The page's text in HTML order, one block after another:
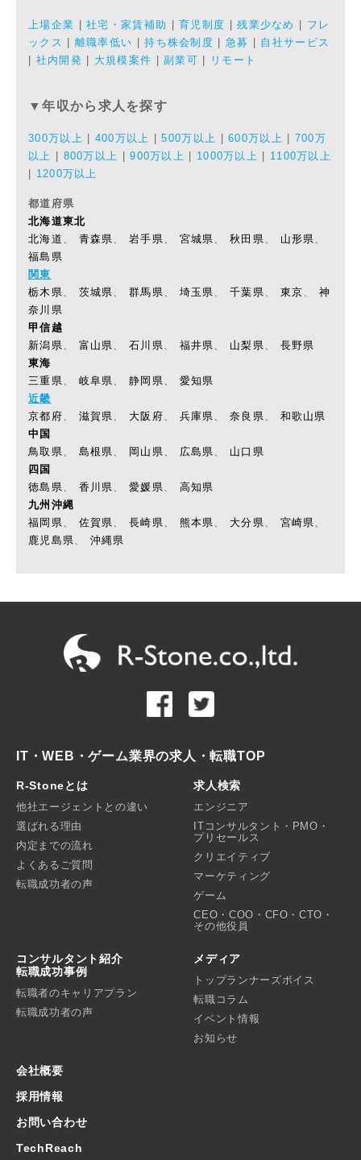
上場企業 |社宅・家賃補助 |育児制度 |残業少なめ
フレ
ックス
離職率低い |持ち株会制度 急募
自社サービス
社内開発 大規模案件 |副業可 リモート
▼年収から求人を探す
300万以上 400万以上 |500万以上 |600万以上
700万
以上
800万以上 |900万以上 1000万以上
1100万以上
1200万以上
都道府県
北海道東北
北海道 、 青森県、岩手県、 宮城県、秋田県、 山形県、
福島県
関東
栃木県、 茨城県、群馬県、 埼玉県、千葉県、 東京、 神
奈川県
甲信越
新潟県、 富山県、石川県、 福井県、 山梨県、 長野県
東海
三重県、 岐阜県、静岡県、 愛知県
近畿
京都府、 滋賀県、 大阪府、 兵庫県、奈良県、 和歌山県
中国
鳥取県、 島根県、 岡山県、 広島県、 山口県
四国
徳島県、 香川県、愛媛県、 高知県
九州沖縄
福岡県、 佐賀県、長崎県、 熊本県、 大分県、 宮崎県、
鹿児島県、 沖縄県
IT・WEB・ゲーム業界の求人・転職TOP
R-Stoneとは
他社エージェントとの違い
選ばれる理由
内定までの流れ
よくあるご質問
転職成功者の声
求人検索
エンジニア
ITコンサルタント・PMO・
プリセールス
クリエイティブ
マーケティング
ゲーム
CEO・COO・CFO・CTO・
その他役員
コンサルタント紹介
転職成功事例
転職者のキャリアプラン
転職成功者の声
メディア
トップランナーズボイス
転職コラム
イベント情報
お知らせ
会社概要
採用情報
お問い合わせ
TechReach